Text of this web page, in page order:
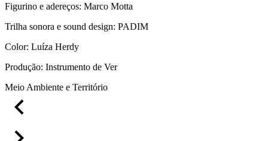
Figurino e adereços: Marco Motta
Trilha sonora e sound design: PADIM
Color: Luíza Herdy
Produção: Instrumento de Ver
Meio Ambiente e Território